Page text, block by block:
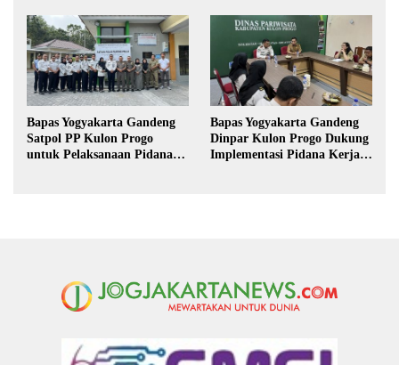
Bapas Yogyakarta Gandeng
Satpol PP Kulon Progo
untuk Pelaksanaan Pidana
Bapas Yogyakarta Gandeng
Dinpar Kulon Progo Dukung
Implementasi Pidana Kerja